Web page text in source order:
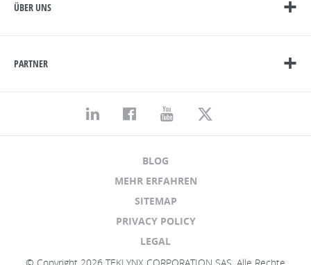
ÜBER UNS
PARTNER
BLOG
MEHR ERFAHREN
SITEMAP
PRIVACY POLICY
LEGAL